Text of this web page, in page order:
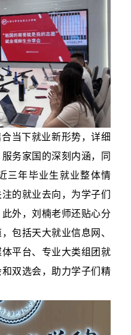
当下就业新形势，详细
务家国的深刻内涵，同
三年毕业生就业整体情
的就业去向，为学子们
外，刘楠老师还贴心分
包括天大就业信息网、
平台、专业大类组团就
双选会，助力学子们精